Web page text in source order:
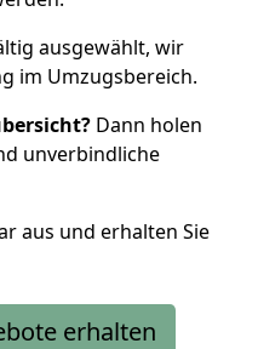
ausgewählt, wir
im Umzugsbereich.
Dann holen
unverbindliche
aus und erhalten Sie
erhalten